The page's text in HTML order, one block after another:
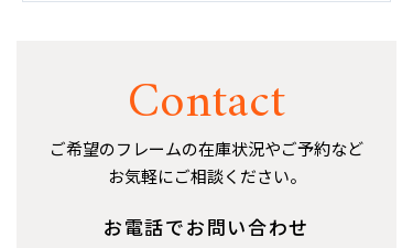
Contact
ご希望のフレームの在庫状況やご予約など
お気軽にご相談ください。
お電話でお問い合わせ